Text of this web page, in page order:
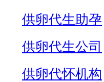
供卵代生助孕
供卵代生公司
供卵代怀机构